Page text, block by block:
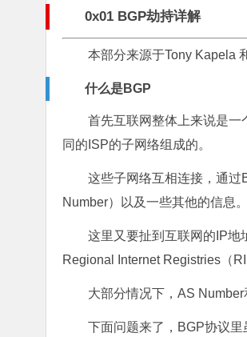
0x01 BGP劫持详解
本部分来源于Tony Kapela
什么是BGP
首先互联网整体上来说是一
同的ISP的子网络组成的。
这些子网络互相连接，通
Number）以及一些其他的信息。
这里又要扯到互联网的IP地
Regional Internet Registries（
大部分情况下，AS
下面问题来了，BGP协议